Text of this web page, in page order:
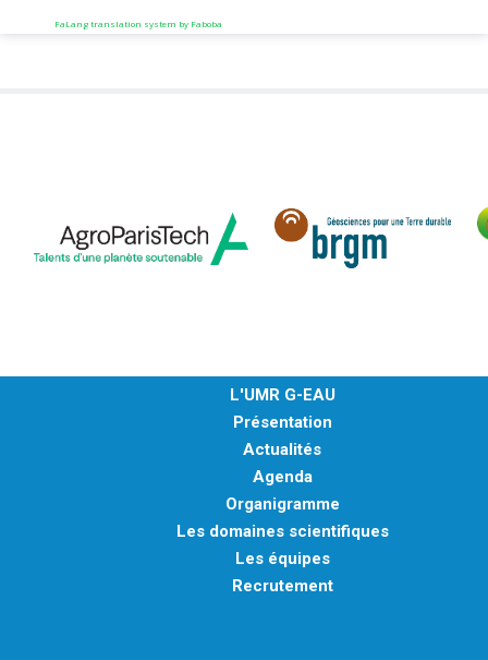
FaLang translation system by Faboba
L'UMR G-EAU
Présentation
Actualités
Agenda
Organigramme
Les domaines scientifiques
Les équipes
Recrutement